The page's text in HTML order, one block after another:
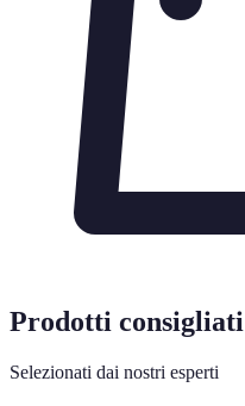
Prodotti consigliati
Selezionati dai nostri esperti